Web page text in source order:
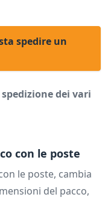
spedire un
dei vari
con le poste
le poste, cambia
del pacco,